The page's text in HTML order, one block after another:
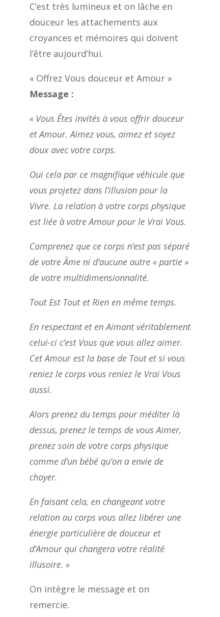
C’est très lumineux et on lâche en
douceur les attachements aux
croyances et mémoires qui doivent
l’être aujourd’hui.
« Offrez Vous douceur et Amour »
Message :
« Vous Êtes invités à vous offrir douceur
et Amour. Aimez vous, aimez et soyez
doux avec votre corps.
Oui cela par ce magnifique véhicule que
vous projetez dans l’illusion pour la
Vivre. La relation à votre corps physique
est liée à votre Amour pour le Vrai Vous.
Comprenez que ce corps n’est pas séparé
de votre Âme ni d’aucune autre « partie »
de votre multidimensionnalité.
Tout Est Tout et Rien en même temps.
En respectant et en Aimant véritablement
celui-ci c’est Vous que vous allez aimer.
Cet Amour est la base de Tout et si vous
reniez le corps vous reniez le Vrai Vous
aussi.
Alors prenez du temps pour méditer là
dessus, prenez le temps de vous Aimer,
prenez soin de votre corps physique
comme d’un bébé qu’on a envie de
choyer.
En faisant cela, en changeant votre
relation au corps vous allez libérer une
énergie particulière de douceur et
d’Amour qui changera votre réalité
illusoire. »
On intègre le message et on
remercie.